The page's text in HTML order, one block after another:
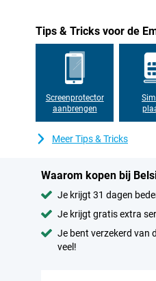
Tips & Tricks voor de
Screenprotector
aanbrengen
Meer Tips & Tricks
Waarom kopen bij
Je krijgt 31 dagen
Je krijgt gratis extra
Je bent verzekerd van
veel!